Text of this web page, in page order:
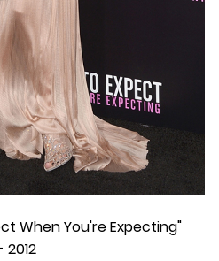
When You're Expecting"
2012